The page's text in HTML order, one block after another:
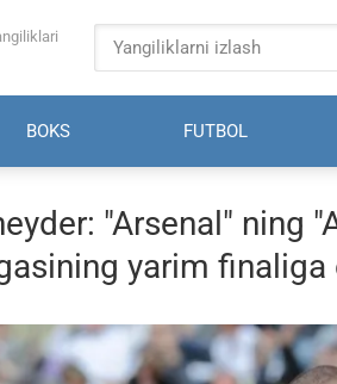
BOKS FUTBOL
"Arsenal" ning
yarim finaliga